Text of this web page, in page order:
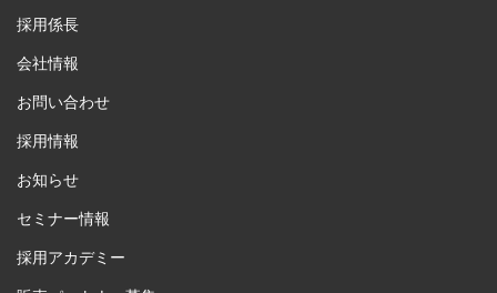
採用係長
会社情報
お問い合わせ
採用情報
お知らせ
セミナー情報
採用アカデミー